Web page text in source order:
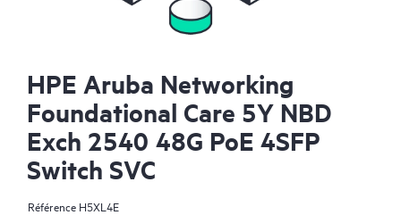
HPE Aruba Networking
Foundational Care 5Y NBD
Exch 2540 48G PoE 4SFP
Switch SVC
Référence H5XL4E